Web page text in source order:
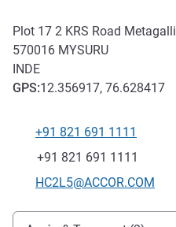
Plot 17 2 KRS Road Metagalli
570016 MYSURU
INDE
GPS:12.356917, 76.628417
Téléphone
+91 821 691 1111
Fax
+91 821 691 1111
Email de contact
HC2L5@ACCOR.COM
Accès et transports